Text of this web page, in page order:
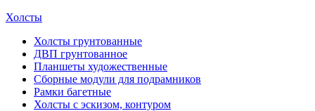
Холсты
Холсты грунтованные
ДВП грунтованное
Планшеты художественные
Сборные модули для подрамников
Рамки багетные
Холсты c эскизом, контуром